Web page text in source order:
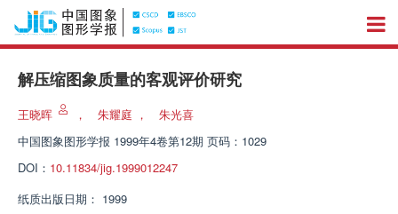
解压缩图象质量的客观评价研究
王晓晖 ， 朱耀庭 ，
朱光喜
中国图象图形学报 1999年4卷第12期 页码：1029
DOI： 10.11834/jig.1999012247
纸质出版日期： 1999